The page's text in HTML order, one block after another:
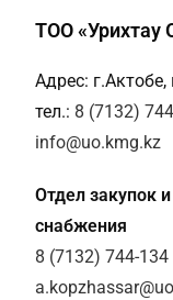
ТОО «Урихтау
Адрес:
тел.: 8 (7132)
info@uo.kmg.kz
Отдел закупок
снабжения
8 (7132) 744-134